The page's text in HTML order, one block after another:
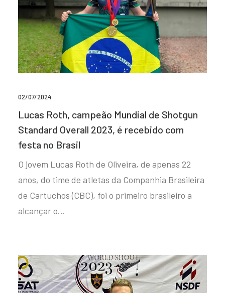
02/07/2024
Lucas Roth, campeão Mundial de Shotgun
Standard Overall 2023, é recebido com
festa no Brasil
O jovem Lucas Roth de Oliveira, de apenas 22
anos, do time de atletas da Companhia Brasileira
de Cartuchos (CBC), foi o primeiro brasileiro a
alcançar o…